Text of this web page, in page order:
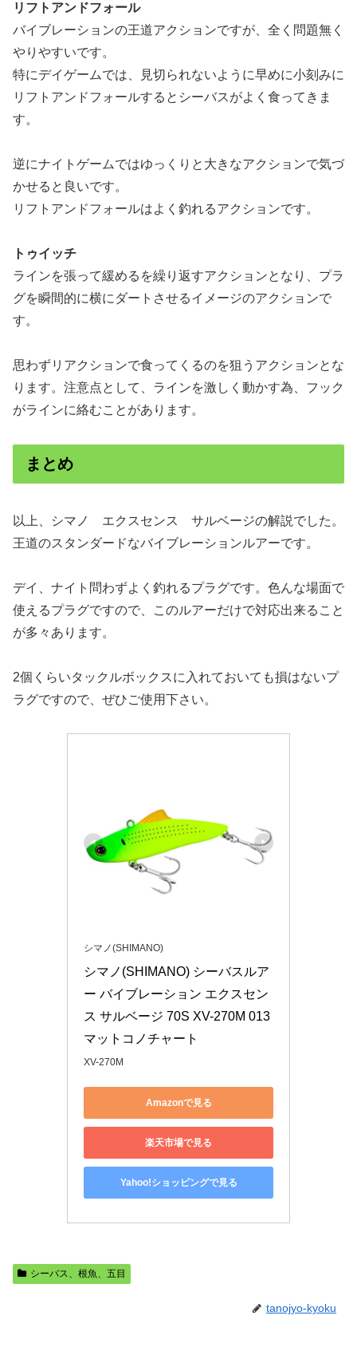
リフトアンドフォール
バイブレーションの王道アクションですが、全く問題無く
やりやすいです。
特にデイゲームでは、見切られないように早めに小刻みに
リフトアンドフォールするとシーバスがよく食ってきま
す。
逆にナイトゲームではゆっくりと大きなアクションで気づ
かせると良いです。
リフトアンドフォールはよく釣れるアクションです。
トゥイッチ
ラインを張って緩めるを繰り返すアクションとなり、プラ
グを瞬間的に横にダートさせるイメージのアクションで
す。
思わずリアクションで食ってくるのを狙うアクションとな
ります。注意点として、ラインを激しく動かす為、フック
がラインに絡むことがあります。
まとめ
以上、シマノ エクスセンス サルベージの解説でした。
王道のスタンダードなバイブレーションルアーです。
デイ、ナイト問わずよく釣れるプラグです。色んな場面で
使えるプラグですので、このルアーだけで対応出来ること
が多々あります。
2個くらいタックルボックスに入れておいても損はないプ
ラグですので、ぜひご使用下さい。
シマノ(SHIMANO)
シマノ(SHIMANO) シーバスルア
ー バイブレーション エクスセン
ス サルベージ 70S XV-270M 013
マットコノチャート
XV-270M
Amazonで見る
楽天市場で見る
Yahoo!ショッピングで見る
シーバス、根魚、五目
tanojyo-kyoku